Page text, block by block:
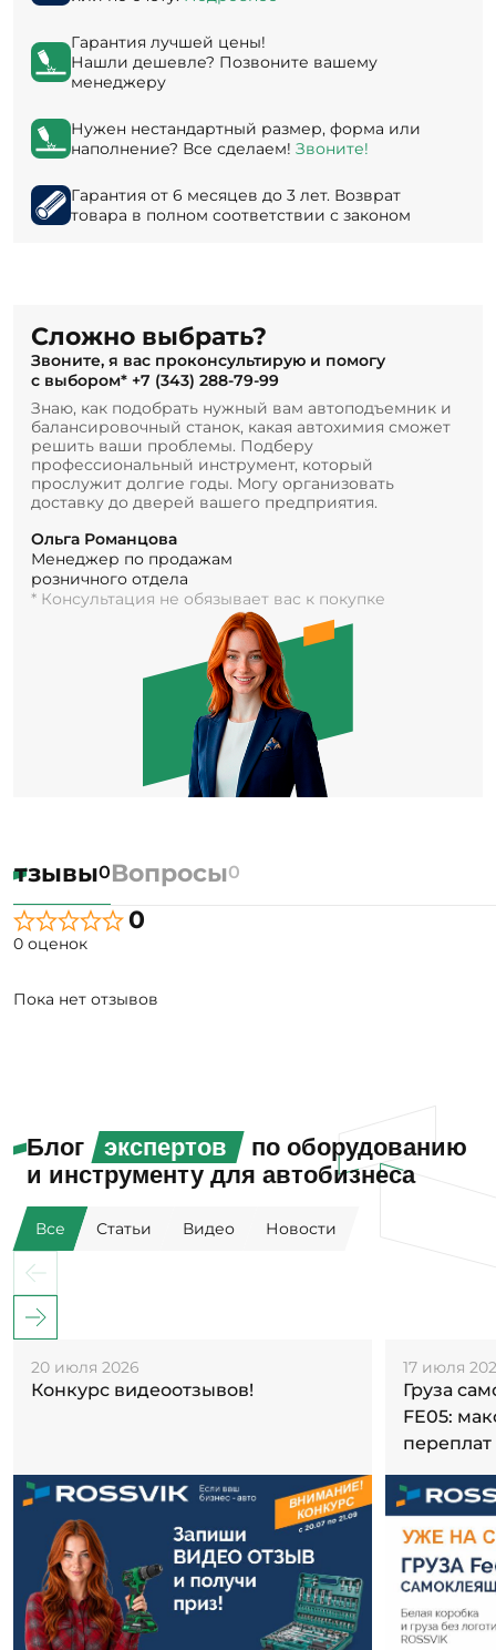
Гарантия лучшей цены!
Нашли дешевле? Позвоните вашему
менеджеру
Нужен нестандартный размер, форма или
наполнение? Все сделаем! Звоните!
Гарантия от 6 месяцев до 3 лет. Возврат
товара в полном соответствии с законом
Сложно выбрать?
Звоните, я вас проконсультирую и помогу
с выбором* +7 (343) 288-79-99
Знаю, как подобрать нужный вам автоподъемник и
балансировочный станок, какая автохимия сможет
решить ваши проблемы. Подберу
профессиональный инструмент, который
прослужит долгие годы. Могу организовать
доставку до дверей вашего предприятия.
Ольга Романцова
Менеджер по продажам
розничного отдела
* Консультация не обязывает вас к покупке
0Вопросы0
0
0 оценок
Пока нет отзывов
Блог экспертов
по оборудованию
и инструменту для автобизнеса
Все Статьи Видео Новости
20 июля 2026
Конкурс видеоотзывов!
17 июля
Груза
FE05:
переплат